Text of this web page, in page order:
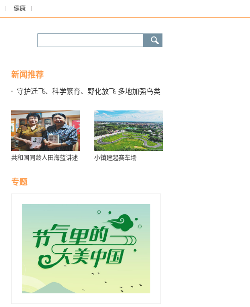
健康
新闻推荐
守护迁飞、科学繁育、野化放飞 多地加强鸟类
共和国同龄人田海蓝讲述
那天，我四个月大”
小镇建起赛车场
专题